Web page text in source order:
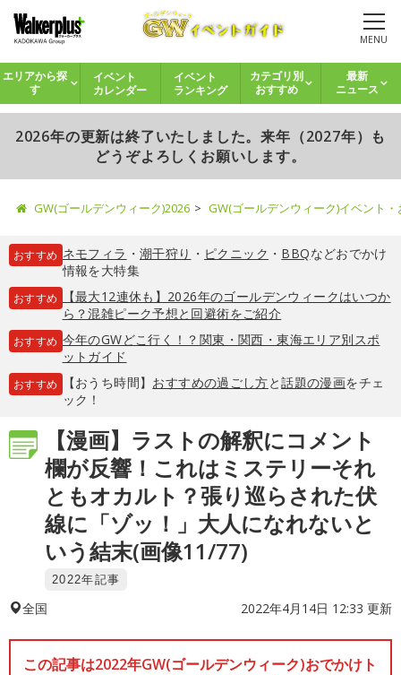
MENU
エリアから探
す
イベント
カレンダー
イベント
ランキング
カテゴリ別
おすすめ
最新
ニュース
2026年の更新は終了いたしました。来年（2027年）も
どうぞよろしくお願いします。
GW(ゴールデンウィーク)2026 GW(ゴールデンウィーク)イベント
おすすめ ネモフィラ ・ 潮干狩り ・ ピクニック ・ BBQなどおでかけ
情報を大特集
おすすめ
【最大12連休も】2026年のゴールデンウィークはいつか
ら？混雑ピーク予想と回避術をご紹介
おすすめ 今年のGWどこ行く！？関東・関西・東海エリア別スポ
ットガイド
おすすめ 【おうち時間】 おすすめの過ごし方と話題の漫画をチェ
ック！
【漫画】ラストの解釈にコメント
欄が反響！これはミステリーそれ
ともオカルト？張り巡らされた伏
線に「ゾッ！」大人になれないと
いう結末(画像11/77)
2022年記事
全国 2022年4月14日 12:33 更新
この記事は2022年GW(ゴールデンウィーク)おでかけト